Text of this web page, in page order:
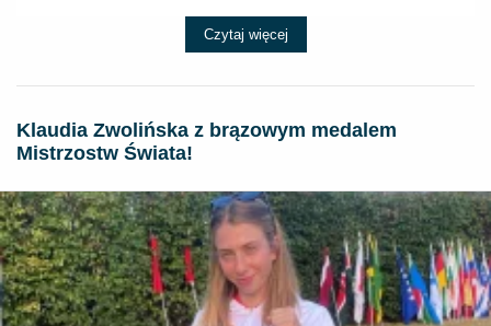
Czytaj więcej
Klaudia Zwolińska z brązowym medalem
Mistrzostw Świata!